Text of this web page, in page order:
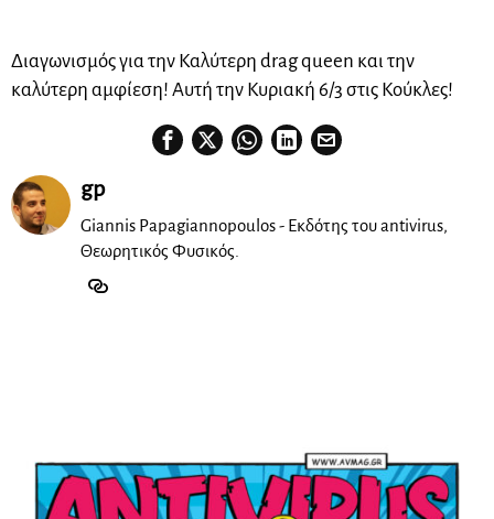
Διαγωνισμός για την Καλύτερη drag queen και την
καλύτερη αμφίεση! Αυτή την Κυριακή 6/3 στις Κούκλες!
gp
Giannis Papagiannopoulos - Εκδότης του antivirus,
Θεωρητικός Φυσικός.